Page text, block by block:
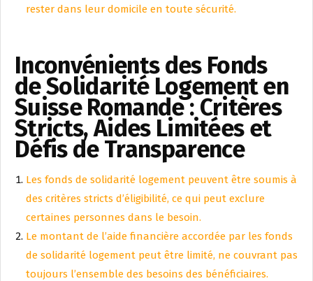
rester dans leur domicile en toute sécurité.
Inconvénients des Fonds
de Solidarité Logement en
Suisse Romande : Critères
Stricts, Aides Limitées et
Défis de Transparence
Les fonds de solidarité logement peuvent être soumis à
des critères stricts d’éligibilité, ce qui peut exclure
certaines personnes dans le besoin.
Le montant de l’aide financière accordée par les fonds
de solidarité logement peut être limité, ne couvrant pas
toujours l’ensemble des besoins des bénéficiaires.